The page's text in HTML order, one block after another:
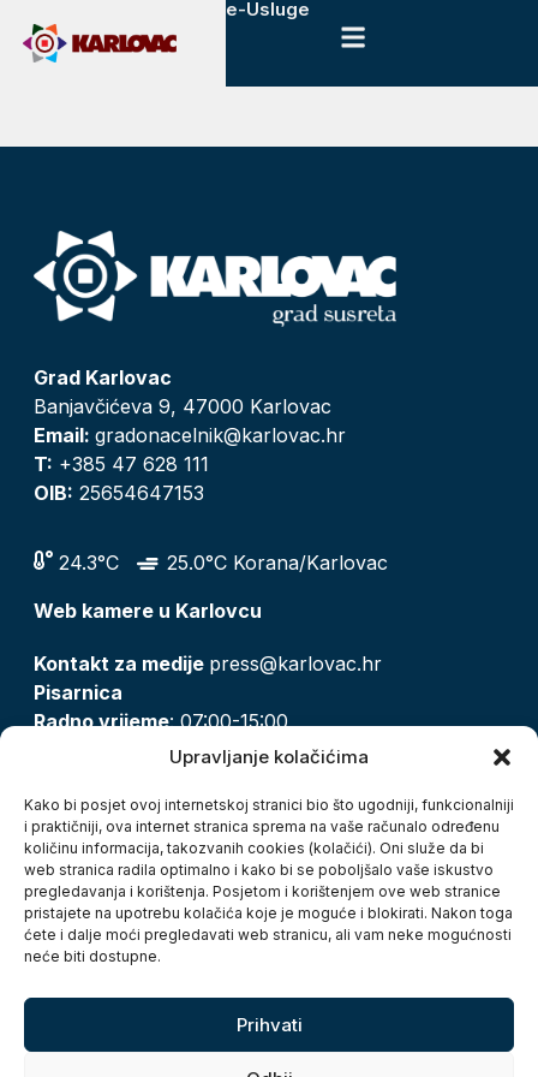
Upravljanje kolačićima
Kako bi posjet ovoj internetskoj stranici bio što ugodniji, funkcionalniji
i praktičniji, ova internet stranica sprema na vaše računalo određenu
količinu informacija, takozvanih cookies (kolačići). Oni služe da bi
web stranica radila optimalno i kako bi se poboljšalo vaše iskustvo
pregledavanja i korištenja. Posjetom i korištenjem ove web stranice
pristajete na upotrebu kolačića koje je moguće i blokirati. Nakon toga
ćete i dalje moći pregledavati web stranicu, ali vam neke mogućnosti
neće biti dostupne.
Prihvati
e-Usluge
Grad Karlovac
Banjavčićeva 9, 47000 Karlovac
Email: gradonacelnik@karlovac.hr
T: +385 47 628 111
OIB: 25654647153
24.3°C
25.0°C Korana/Karlovac
Web kamere u Karlovcu
Kontakt za medije press@karlovac.hr
Pisarnica
Radno vrijeme: 07:00-15:00
pisarnica@karlovac.hr
Zaštita osobnih podataka
Pristup informacijama
Kolačići
Izjava o pristupačnosti
Turistička zajednica grada Karlovca